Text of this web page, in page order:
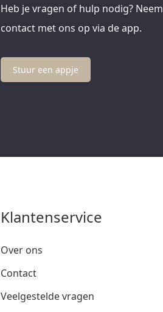
Heb je vragen of hulp nodig? Neem
contact met ons op via de app.
Stuur een appje
Klantenservice
Over ons
Contact
Veelgestelde vragen